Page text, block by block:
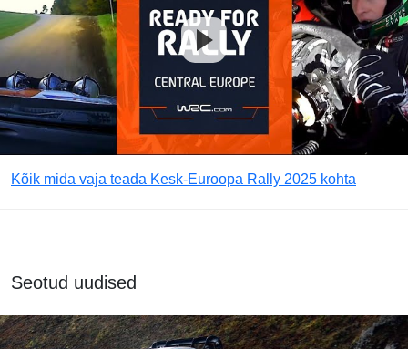
Kõik mida vaja teada Kesk-Euroopa Rally 2025 kohta
Seotud uudised